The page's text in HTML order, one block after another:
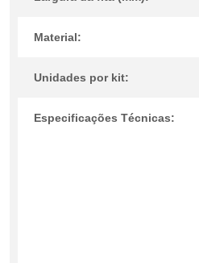
Material:
Unidades por kit:
Especificações Técnicas: